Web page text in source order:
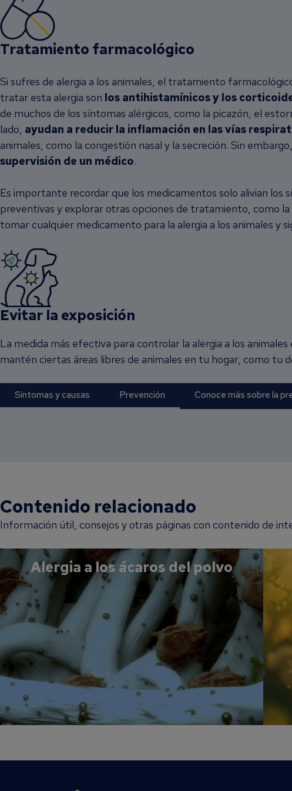
Tratamiento farmacológico
Si sufres de alergia a los animales, el tratamiento
tratar esta alergia son los antihistamínicos y los
de muchos de los síntomas alérgicos, como la picazón, el
lado, ayudan a reducir la inflamación en las vías
animales, como la congestión nasal y la secreción. Sin
supervisión de un médico.
Es importante recordar que los medicamentos solo alivian
preventivas y explorar otras opciones de tratamiento, como
tomar cualquier medicamento para la alergia a los animales y
Evitar la exposición
La medida más efectiva para controlar la alergia a los animales
mantén ciertas áreas libres de animales en tu hogar, como tu
Síntomas y causas Prevención Conoce más sobre la
Contenido relacionado
Información útil, consejos y otras páginas con contenido de
Alergia a los ácaros del polvo